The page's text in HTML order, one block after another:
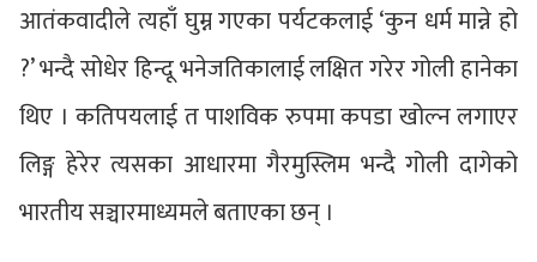
आतंकवादीले त्यहाँ घुम्न गएका पर्यटकलाई ‘कुन धर्म मान्ने हो
?’ भन्दै सोधेर हिन्दू भनेजतिकालाई लक्षित गरेर गोली हानेका
थिए । कतिपयलाई त पाशविक रुपमा कपडा खोल्न लगाएर
लिङ्ग हेरेर त्यसका आधारमा गैरमुस्लिम भन्दै गोली दागेको
भारतीय सञ्चारमाध्यमले बताएका छन् ।